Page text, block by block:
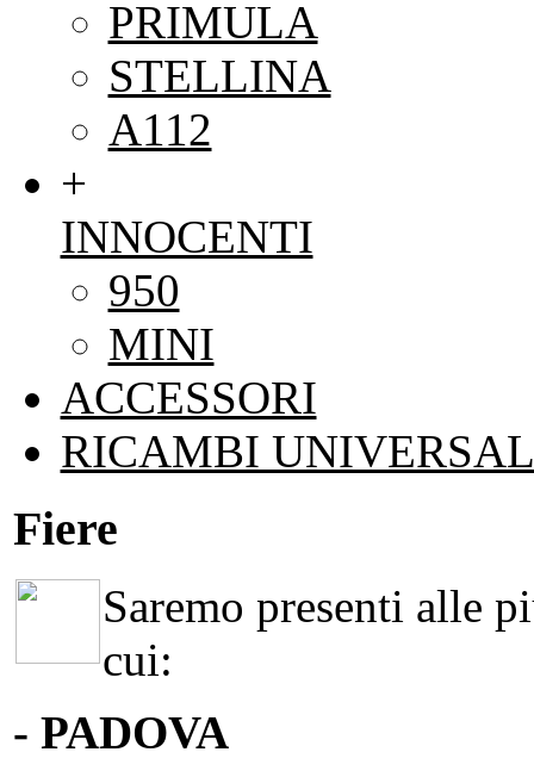
PRIMULA
STELLINA
A112
+
INNOCENTI
950
MINI
ACCESSORI
RICAMBI
Fiere
Saremo presenti alle
cui:
- PADOVA